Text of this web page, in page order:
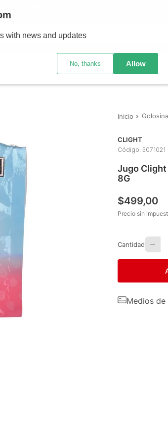
SUCURSALES
CLIGHT
Código: 5071021
Jugo Clight
8G
$499,00
Precio sin
Cantidad
Medios de
with news and updates
No, thanks Allow